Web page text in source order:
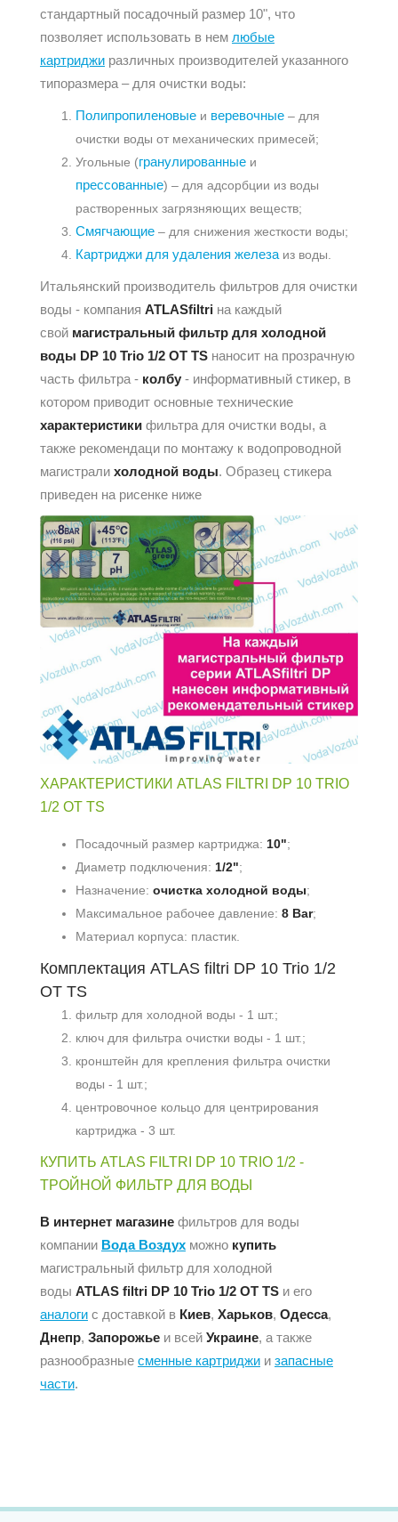
стандартный посадочный размер 10", что
позволяет использовать в нем любые
картриджи различных производителей указанного
типоразмера – для очистки воды:
Полипропиленовые и веревочные – для
очистки воды от механических примесей;
Угольные (гранулированные и
прессованные) – для адсорбции из воды
растворенных загрязняющих веществ;
Смягчающие – для снижения жесткости воды;
Картриджи для удаления железа из воды.
Итальянский производитель фильтров для очистки
воды - компания ATLASfiltri на каждый
свой магистральный фильтр для холодной
воды DP 10 Trio 1/2 OT TS наносит на прозрачную
часть фильтра - колбу - информативный стикер, в
котором приводит основные технические
характеристики фильтра для очистки воды, а
также рекомендаци по монтажу к водопроводной
магистрали холодной воды. Образец стикера
приведен на рисенке ниже
ХАРАКТЕРИСТИКИ ATLAS FILTRI DP 10 TRIO
1/2 OT TS
Посадочный размер картриджа: 10";
Диаметр подключения: 1/2";
Назначение: очистка холодной воды;
Максимальное рабочее давление: 8 Bar;
Материал корпуса: пластик.
Комплектация ATLAS filtri DP 10 Trio 1/2
OT TS
фильтр для холодной воды - 1 шт.;
ключ для фильтра очистки воды - 1 шт.;
кронштейн для крепления фильтра очистки
воды - 1 шт.;
центровочное кольцо для центрирования
картриджа - 3 шт.
КУПИТЬ ATLAS FILTRI DP 10 TRIO 1/2 -
ТРОЙНОЙ ФИЛЬТР ДЛЯ ВОДЫ
В интернет магазине фильтров для воды
компании Вода Воздух можно купить
магистральный фильтр для холодной
воды ATLAS filtri DP 10 Trio 1/2 OT TS и его
аналоги с доставкой в Киев, Харьков, Одесса,
Днепр, Запорожье и всей Украине, а также
разнообразные сменные картриджи и запасные
части.